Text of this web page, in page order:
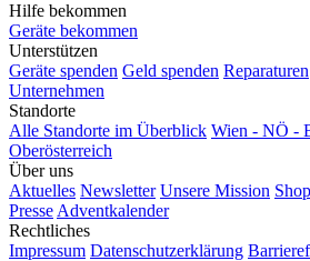
Hilfe bekommen
Geräte bekommen
Unterstützen
Geräte spenden Geld spenden Reparaturen
Unternehmen
Standorte
Alle Standorte im Überblick Wien - NÖ -
Oberösterreich
Über uns
Aktuelles Newsletter Unsere Mission Shop
Presse Adventkalender
Rechtliches
Impressum Datenschutzerklärung